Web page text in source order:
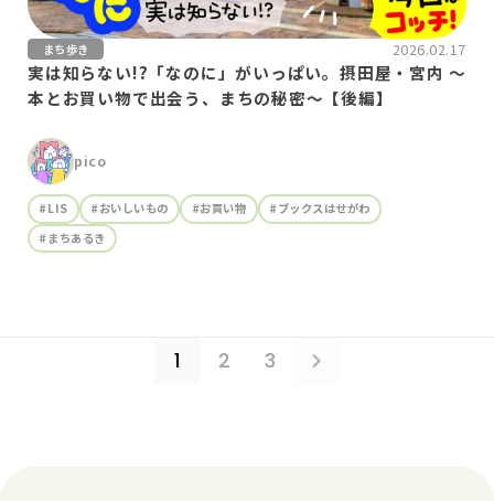
実は知らない!?「なのに」がいっぱい。摂田屋・宮内 〜
本とお買い物で出会う、まちの秘密〜【後編】
pico
まち歩き 2026.02.17
#LIS #おいしいもの #お買い物
#ブックスはせがわ
#まちあるき
1 2 3